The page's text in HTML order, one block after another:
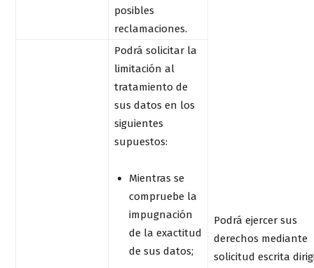
Podrá ejercer sus
derechos mediante
solicitud escrita
posibles
reclamaciones.
Podrá solicitar la
limitación al
tratamiento de
sus datos en los
siguientes
supuestos:
Mientras se
compruebe la
impugnación
de la exactitud
de sus datos;